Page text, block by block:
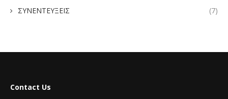
ΣΥΝΕΝΤΕΥΞΕΙΣ (7)
Contact Us